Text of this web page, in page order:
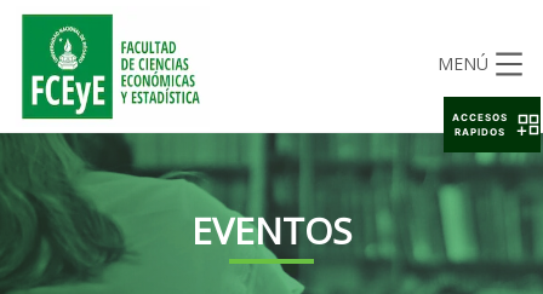
MENÚ
EVENTOS
ACCESOS
RAPIDOS